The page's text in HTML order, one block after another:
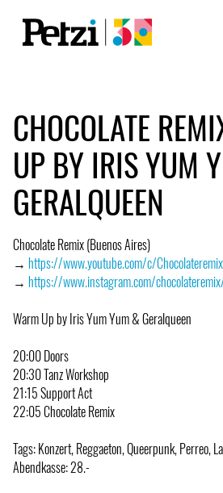
CHOCOLATE
UP BY IRIS YUM
GERALQUEEN
Chocolate Remix (Buenos Aires)
→ https://www.youtube.com/c/
→ https://www.instagram.com/
Warm Up by Iris Yum Yum & Geralqueen
20:00 Doors
20:30 Tanz Workshop
21:15 Support Act
22:05 Chocolate Remix
Tags: Konzert, Reggaeton, Queerpunk, Perreo,
Abendkasse: 28.-